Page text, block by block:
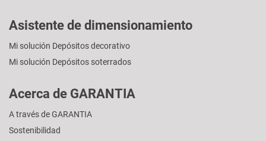
Asistente de dimensionamiento
Mi solución Depósitos decorativo
Mi solución Depósitos soterrados
Acerca de GARANTIA
A través de GARANTIA
Sostenibilidad